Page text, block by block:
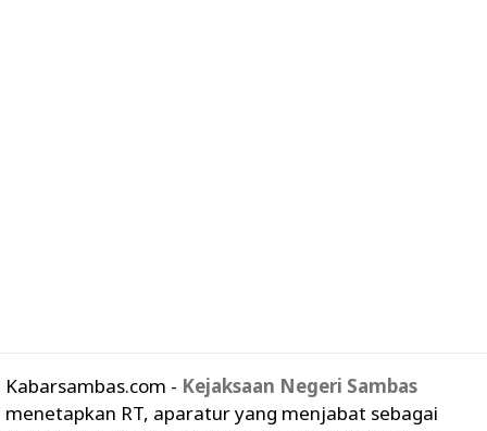
Kabarsambas.com - Kejaksaan Negeri Sambas
menetapkan RT, aparatur yang menjabat sebagai